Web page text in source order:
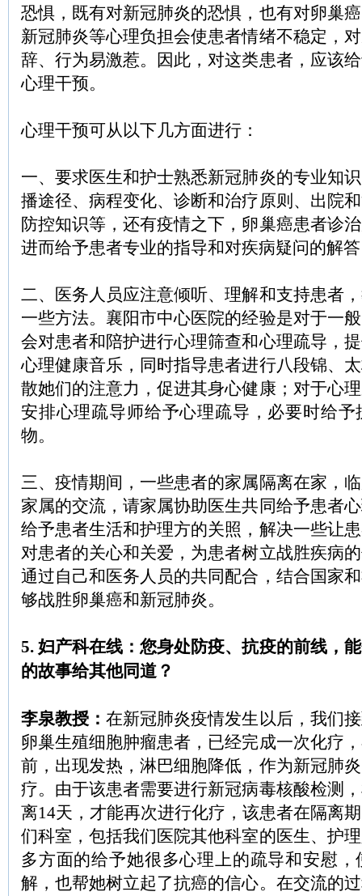
恐惧，既有对新冠肺炎的恐惧，也有对卵巢
新冠肺炎等心理负担会使患者情绪不稳定，
辞、行为易激惹。因此，对这类患者，应该
心理干预。
心理干预可从以下几方面进行：
一、要求医生和护士熟悉新冠肺炎的专业知
播途径、病程变化、诊断和治疗原则、出院
防控知识等，还有疫情之下，卵巢癌患者诊
进而给予患者专业的指导和对疾病疑问的解
二、医务人员应注意倾听、理解和支持患者
一些方法。襄阳市中心医院的经验是对于一
会对患者和陪护进行心理筛查和心理疏导，
心理健康音乐，同时指导患者进行八段锦、
散她们的注意力，促进其身心健康；对于心
安排心理疏导师给予心理疏导，必要时给
物。
三、疫情期间，一些患者的家属隔离在家，
家属的交流，请家属协助医生共同给予患者
给予患者生活和护理方的关照，解决一些让
对患者的关心和关爱，为患者树立战胜疾病
通过自己和医务人员的共同配合，结合国家
够战胜卵巢癌和新冠肺炎。
5. 妇产科在线：您身处防疫、抗疫的前线，
的故事给其他同道？
李泉教授：在新冠肺炎疫情发生以后，我们
卵巢生殖细胞肿瘤患者，已经完成一次化疗
前，出现发热，淋巴细胞降低，作为新冠肺
疗。由于该患者需要进行新冠病毒核酸检测
离14天，才能再次进行化疗，该患者在隔离
们科室，包括我们医院其他科室的医生、护
多方面的给予她很多心理上的疏导和安慰
解，也帮她树立起了抗癌的信心。在交流的